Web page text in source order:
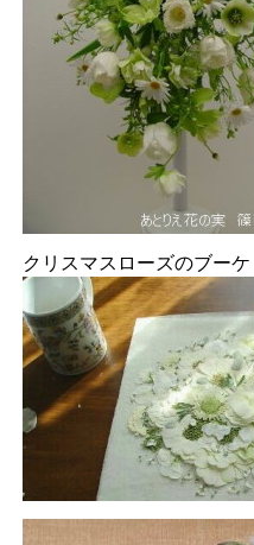
クリスマスローズのブー